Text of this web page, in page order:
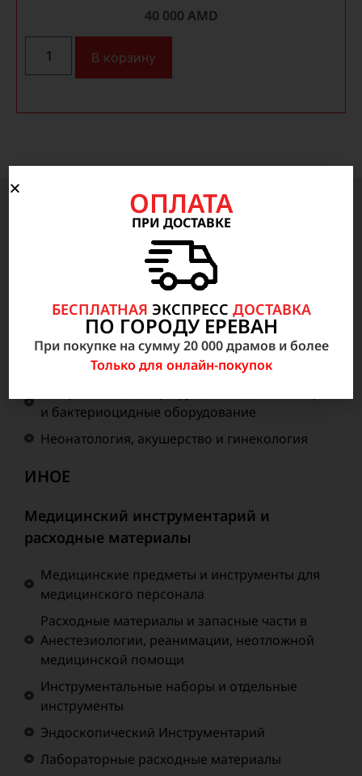
40 000 AMD
В корзину
Медицинское оборудование
Анестезиология, Реанимация, неотложная
медицинская помощь
Радиология
Внутрибольничное оборудование
Лабораторное оборудование и анализаторы
и бактериоцидные оборудование
Неонатология, акушерство и гинекология
ИНОЕ
Медицинский инструментарий и
расходные материалы
Медицинские предметы и инструменты для
медицинского персонала
Расходные материалы и запасные части в
Анестезиологии, реанимации, неотложной
медицинской помощи
Инструментальные наборы и отдельные
инструменты
Эндоскопический Инструментарий
Лабораторные расходные материалы
ОПЛАТА
ПРИ ДОСТАВКЕ
БЕСПЛАТНАЯ ЭКСПРЕСС ДОСТАВКА
ПО ГОРОДУ ЕРЕВАН
При покупке на сумму 20 000 драмов и более
Только для онлайн-покупок